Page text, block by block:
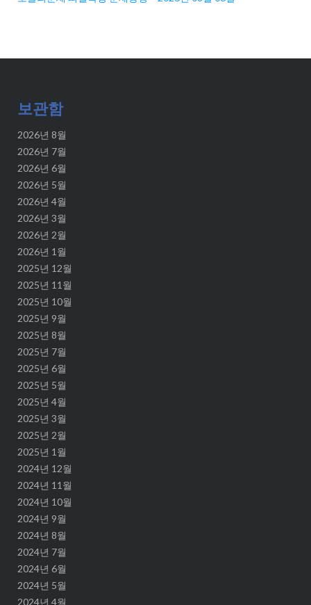
보관함
2026년 8월
2026년 7월
2026년 6월
2026년 5월
2026년 4월
2026년 3월
2026년 2월
2026년 1월
2025년 12월
2025년 11월
2025년 10월
2025년 9월
2025년 8월
2025년 7월
2025년 6월
2025년 5월
2025년 4월
2025년 3월
2025년 2월
2025년 1월
2024년 12월
2024년 11월
2024년 10월
2024년 9월
2024년 8월
2024년 7월
2024년 6월
2024년 5월
2024년 4월